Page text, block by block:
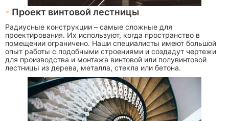
Проект винтовой лестницы
Радиусные конструкции – самые сложные для
проектирования. Их используют, когда пространство в
помещении ограничено. Наши специалисты имеют большой
опыт работы с подобными строениями и создадут чертежи
для производства и монтажа винтовой или полувинтовой
лестницы из дерева, металла, стекла или бетона.